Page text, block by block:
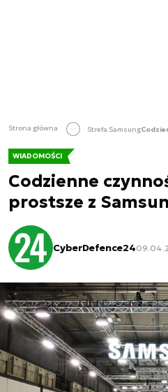
Strona główna Strefa Samsung
WIADOMOŚCI
Codzienne
prostsze z
CyberDefence24